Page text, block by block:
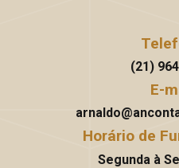
(21)
E-
Horário de
Segunda à